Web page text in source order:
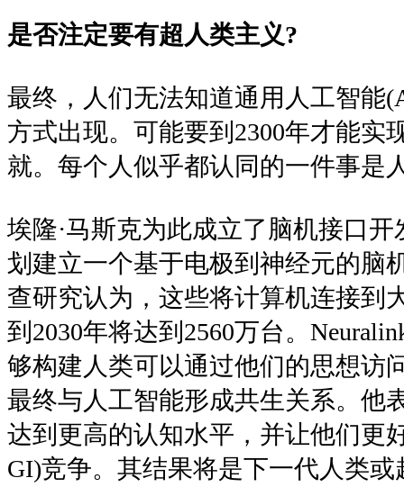
是否注定要有超人类主义?
最终，人们无法知道通用人工智能
方式出现。可能要到2300年才能实
就。每个人似乎都认同的一件事是
埃隆·马斯克为此成立了脑机接口开
划建立一个基于电极到神经元的脑
查研究认为，这些将计算机连接到
到2030年将达到2560万台。
够构建人类可以通过他们的思想访
最终与人工智能形成共生关系。他
达到更高的认知水平，并让他们更
GI)竞争。其结果将是下一代人类